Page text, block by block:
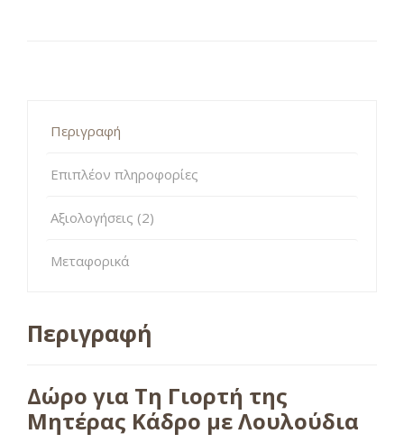
Περιγραφή
Επιπλέον πληροφορίες
Αξιολογήσεις (2)
Μεταφορικά
Περιγραφή
Δώρο για Τη Γιορτή της
Μητέρας Κάδρο με Λουλούδια